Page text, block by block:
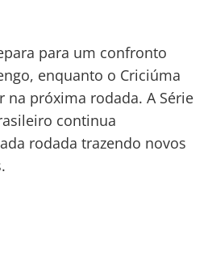
para um confronto
enquanto o Criciúma
na próxima rodada. A Série
continua
rodada trazendo novos